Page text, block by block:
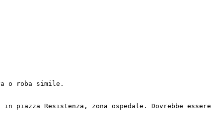
o roba simile.
Resistenza, zona ospedale. Dovrebbe